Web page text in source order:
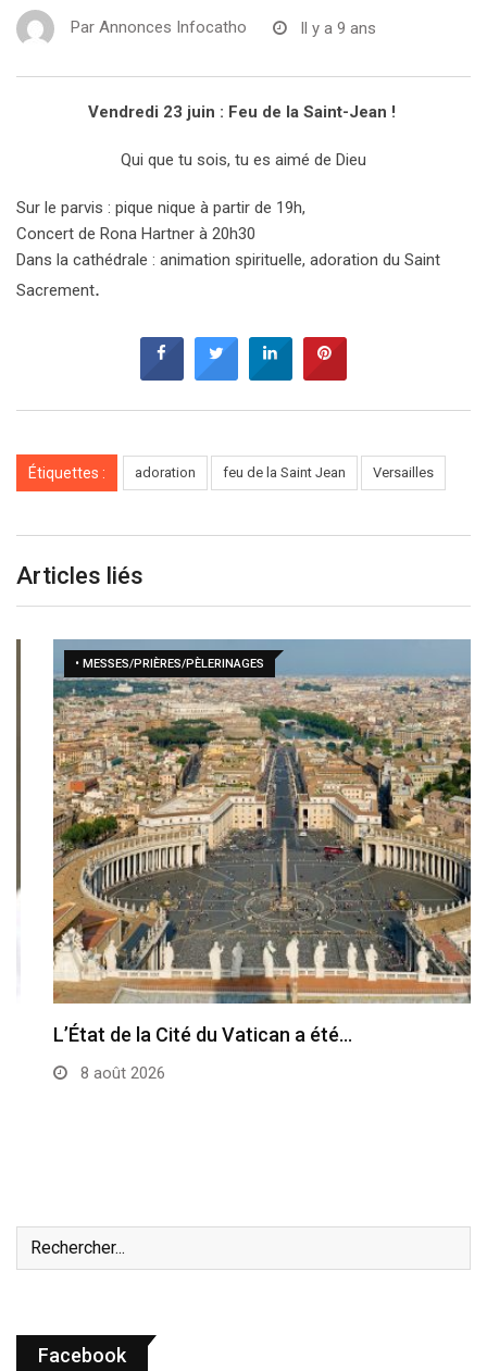
Par Annonces Infocatho Il y a 9 ans
Vendredi 23 juin : Feu de la Saint-Jean !
Qui que tu sois, tu es aimé de Dieu
Sur le parvis : pique nique à partir de 19h,
Concert de Rona Hartner à 20h30
Dans la cathédrale : animation spirituelle, adoration du Saint
Sacrement.
Étiquettes : adoration feu de la Saint Jean Versailles
Articles liés
• MESSES/PRIÈRES/PÈLERINAGES
L’État de la Cité du Vatican a été…
8 août 2026
Facebook